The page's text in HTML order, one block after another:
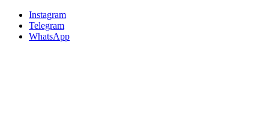
Instagram
Telegram
WhatsApp